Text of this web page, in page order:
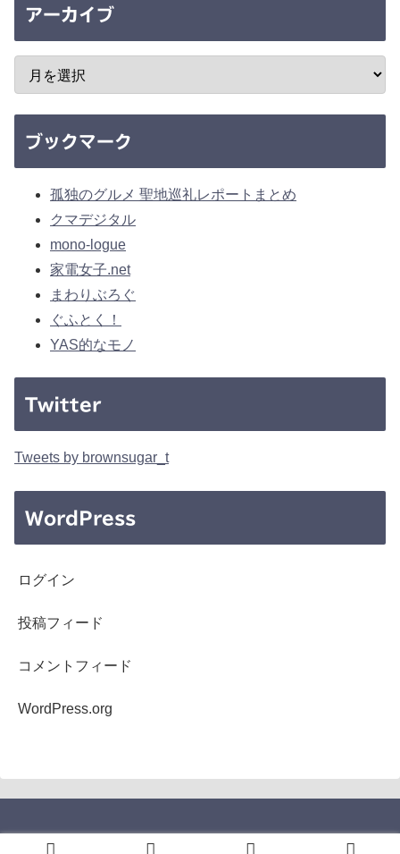
アーカイブ
ブックマーク
孤独のグルメ 聖地巡礼レポートまとめ
クマデジタル
mono-logue
家電女子.net
まわりぶろぐ
ぐふとく！
YAS的なモノ
Twitter
Tweets by brownsugar_t
WordPress
ログイン
投稿フィード
コメントフィード
WordPress.org